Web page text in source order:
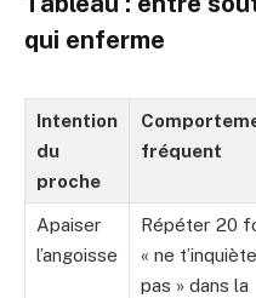
qui enferme
Intention
du
proche
fréquent
Apaiser
l’angoisse
Répéter 20
« ne t’inquiète
pas » dans la